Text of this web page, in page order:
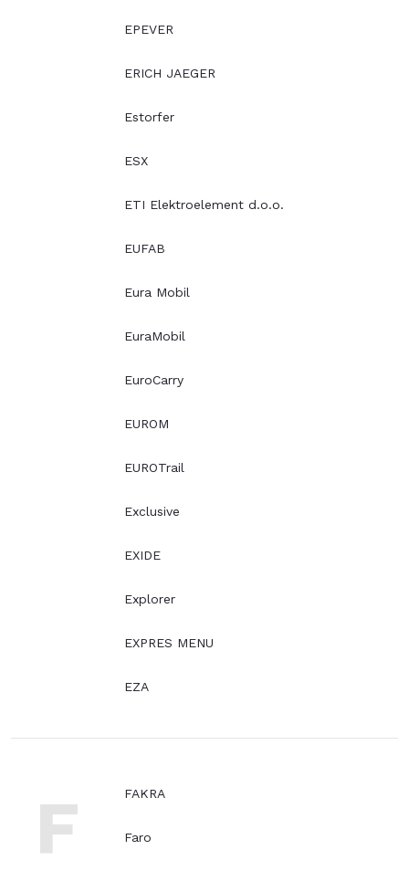
EPEVER
ERICH JAEGER
Estorfer
ESX
ETI Elektroelement d.o.o.
EUFAB
Eura Mobil
EuraMobil
EuroCarry
EUROM
EUROTrail
Exclusive
EXIDE
Explorer
EXPRES MENU
EZA
F FAKRA
Faro